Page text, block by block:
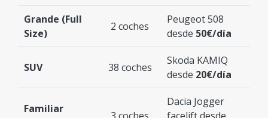
Grande (Full
Size)
2 coches
Peugeot 508
desde 50€/día
SUV 38 coches
Skoda KAMIQ
desde 20€/día
Familiar
Dacia Jogger